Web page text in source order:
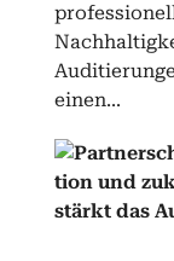
einen...